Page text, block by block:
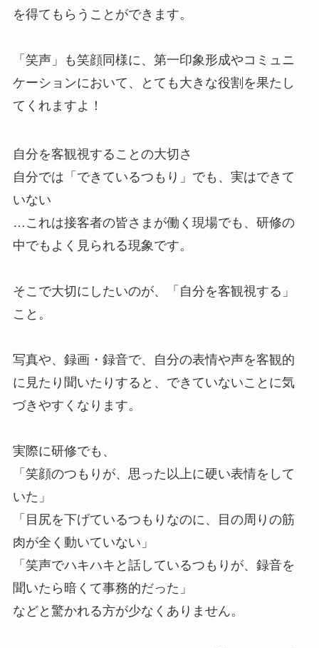
を得てもらうことができます。
「笑声」も笑顔同様に、第一印象形成やコミュニ
ケーションにおいて、とても大きな役割を果たし
てくれますよ！
自分を客観視することの大切さ
自分では「できているつもり」でも、実はできて
いない
…これは接客者の皆さまが働く現場でも、研修の
中でもよく見られる現象です。
そこで大切にしたいのが、「自分を客観視する」
こと。
写真や、録画・録音で、自分の表情や声を客観的
に見たり聞いたりすると、できていないことに気
づきやすくなります。
実際に研修でも、
「笑顔のつもりが、思った以上に硬い表情をして
いた」
「目尻を下げているつもりなのに、目の周りの筋
肉が全く動いていない」
「笑声でハキハキと話しているつもりが、録音を
聞いたら暗くて事務的だった」
などと驚かれる方が少なくありません。